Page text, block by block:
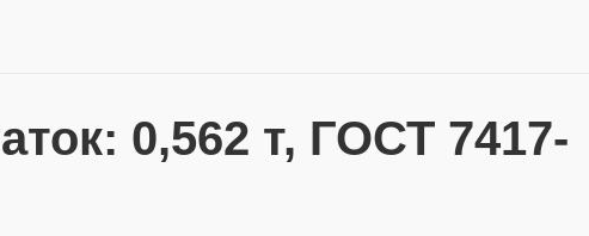
0,562 т, ГОСТ 7417-